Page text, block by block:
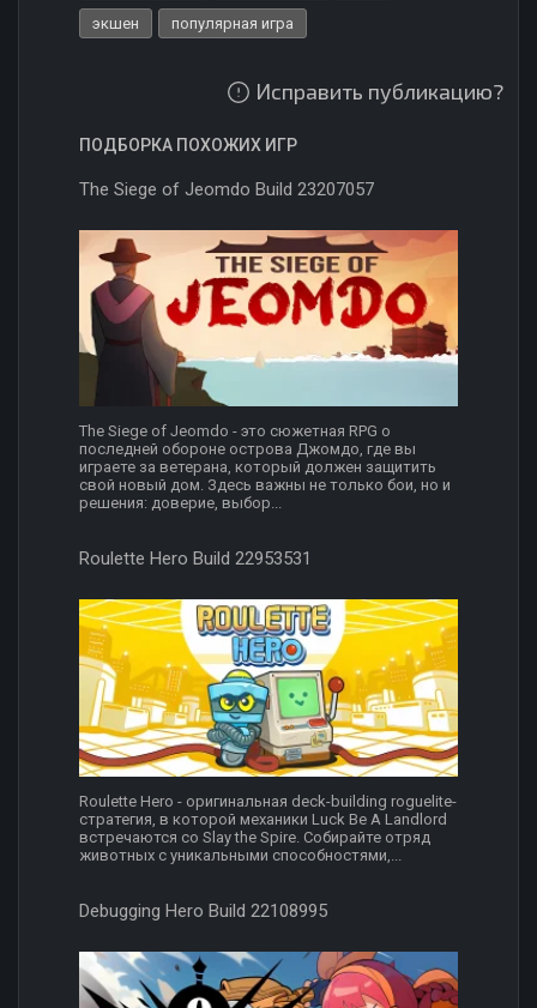
экшен популярная игра
Исправить публикацию?
ПОДБОРКА ПОХОЖИХ ИГР
The Siege of Jeomdo Build 23207057
The Siege of Jeomdo - это сюжетная RPG о
последней обороне острова Джомдо, где вы
играете за ветерана, который должен защитить
свой новый дом. Здесь важны не только бои, но и
решения: доверие, выбор...
Roulette Hero Build 22953531
Roulette Hero - оригинальная deck-building roguelite-
стратегия, в которой механики Luck Be A Landlord
встречаются со Slay the Spire. Собирайте отряд
животных с уникальными способностями,...
Debugging Hero Build 22108995